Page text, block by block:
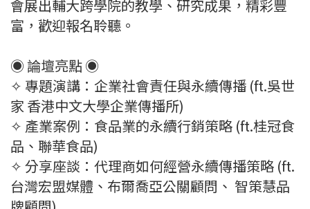
會展出輔大跨學院的教學、研究成果，精彩豐
富，歡迎報名聆聽。
◉ 論壇亮點 ◉
✧ 專題演講：企業社會責任與永續傳播 (ft.吳世
家 香港中文大學企業傳播所)
✧ 產業案例：食品業的永續行銷策略 (ft.桂冠食
品、聯華食品)
✧ 分享座談：代理商如何經營永續傳播策略 (ft.
台灣宏盟媒體、布爾喬亞公關顧問、 智策慧品